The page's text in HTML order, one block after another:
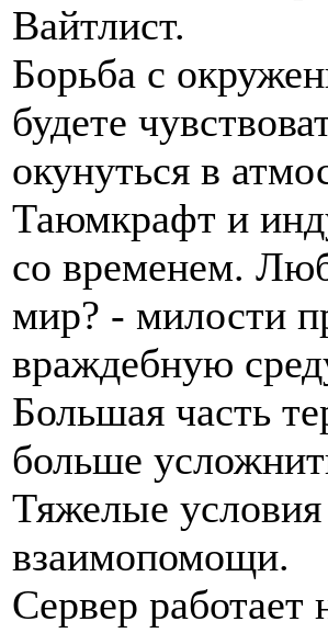
Вайтлист.
Борьба с
будете
окунуться в
Таюмкрафт и
со временем.
мир? - милости
враждебную
Большая часть
больше
Тяжелые
взаимопомощи.
Сервер работает